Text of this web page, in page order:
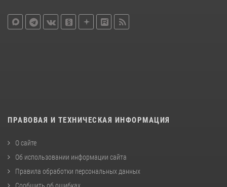
ПРАВОВАЯ И ТЕХНИЧЕСКАЯ ИНФОРМАЦИЯ
О сайте
Об использовании информации сайта
Правила обработки персональных данных